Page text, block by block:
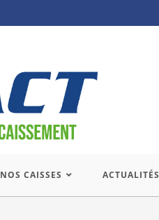
NOS CAISSES ACTUALITÉS